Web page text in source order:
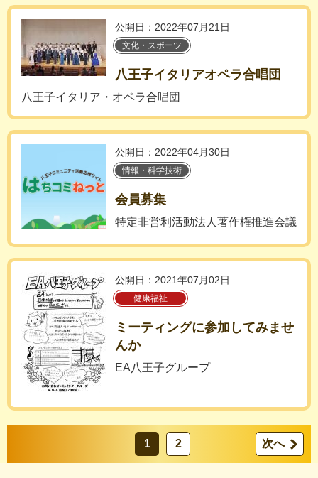
公開日：2022年07月21日
文化・スポーツ
八王子イタリアオペラ合唱団
八王子イタリア・オペラ合唱団
公開日：2022年04月30日
情報・科学技術
会員募集
特定非営利活動法人著作権推進会議
公開日：2021年07月02日
健康福祉
ミーティングに参加してみませ
んか
EA八王子グループ
1 2 次へ